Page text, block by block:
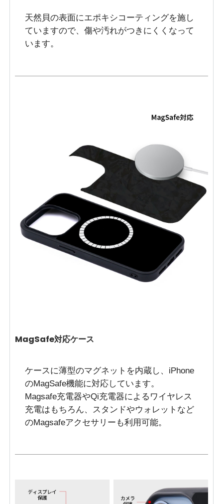
天然貝の表面にエポキシコーティングを施し
ていますので、傷や汚れがつきにくくなって
います。
MagSafe対応ケース
ケースに薄型のマグネットを内蔵し、iPhone
のMagSafe機能に対応しています。
Magsafe充電器やQi充電器によるワイヤレス
充電はもちろん、スタンドやウォレットなど
のMagsafeアクセサリーも利用可能。